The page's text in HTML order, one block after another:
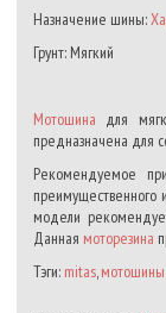
Назначение шины:
Грунт: Мягкий
Мотошина для
предназначена для
Рекомендуемое
преимущественного
модели
Данная моторезина
Тэги: mitas,